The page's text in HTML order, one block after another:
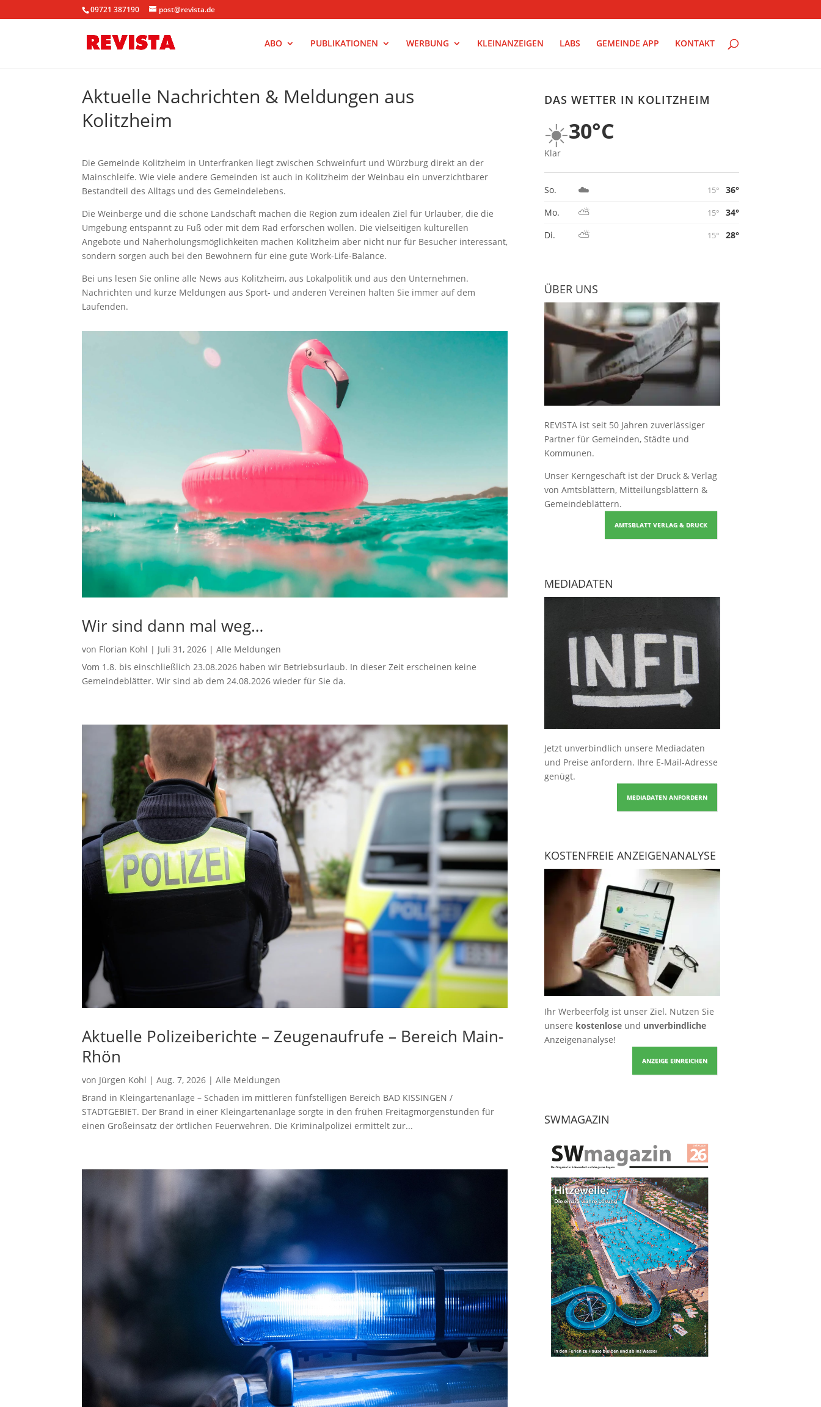
09721 387190 post@revista.de
ABO PUBLIKATIONEN WERBUNG KLEINANZEIGEN LABS GEMEINDE APP KONTAKT
Aktuelle Nachrichten & Meldungen aus
Kolitzheim
Die Gemeinde Kolitzheim in Unterfranken liegt zwischen Schweinfurt und Würzburg direkt an der
Mainschleife. Wie viele andere Gemeinden ist auch in Kolitzheim der Weinbau ein unverzichtbarer
Bestandteil des Alltags und des Gemeindelebens.
Die Weinberge und die schöne Landschaft machen die Region zum idealen Ziel für Urlauber, die die
Umgebung entspannt zu Fuß oder mit dem Rad erforschen wollen. Die vielseitigen kulturellen
Angebote und Naherholungsmöglichkeiten machen Kolitzheim aber nicht nur für Besucher interessant,
sondern sorgen auch bei den Bewohnern für eine gute Work-Life-Balance.
Bei uns lesen Sie online alle News aus Kolitzheim, aus Lokalpolitik und aus den Unternehmen.
Nachrichten und kurze Meldungen aus Sport- und anderen Vereinen halten Sie immer auf dem
Laufenden.
Wir sind dann mal weg…
von Florian Kohl | Juli 31, 2026 |Alle Meldungen
Vom 1.8. bis einschließlich 23.08.2026 haben wir Betriebsurlaub. In dieser Zeit erscheinen keine
Gemeindeblätter. Wir sind ab dem 24.08.2026 wieder für Sie da.
Aktuelle Polizeiberichte – Zeugenaufrufe – Bereich Main-
Rhön
von Jürgen Kohl |Aug. 7, 2026 |Alle Meldungen
Brand in Kleingartenanlage – Schaden im mittleren fünfstelligen Bereich BAD KISSINGEN /
STADTGEBIET. Der Brand in einer Kleingartenanlage sorgte in den frühen Freitagmorgenstunden für
einen Großeinsatz der örtlichen Feuerwehren. Die Kriminalpolizei ermittelt zur...
DAS WETTER IN KOLITZHEIM
☀️30°C
Klar
So. ☁️ 15°
36°
Mo.
⛅ 15°
34°
Di.
⛅ 15° 28°
ÜBER UNS
REVISTA ist seit 50 Jahren zuverlässiger
Partner für Gemeinden, Städte und
Kommunen.
Unser Kerngeschäft ist der Druck & Verlag
von Amtsblättern, Mitteilungsblättern &
Gemeindeblättern.
AMTSBLATT VERLAG & DRUCK
MEDIADATEN
Jetzt unverbindlich unsere Mediadaten
und Preise anfordern. Ihre E-Mail-Adresse
genügt.
MEDIADATEN ANFORDERN
KOSTENFREIE ANZEIGENANALYSE
Ihr Werbeerfolg ist unser Ziel. Nutzen Sie
unsere kostenloseund unverbindliche
Anzeigenanalyse!
ANZEIGE EINREICHEN
SWMAGAZIN